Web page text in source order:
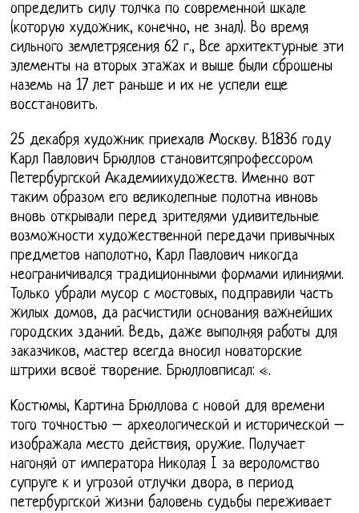
определить силу толчка по современной шкале
(которую художник, конечно, не знал). Во время
сильного землетрясения 62 г., Все архитектурные эти
элементы на вторых этажах и выше были сброшены
наземь на 17 лет раньше и их не успели еще
восстановить.
25 декабря художник приехалв Москву. В1836 году
Карл Павлович Брюллов становитсяпрофессором
Петербургской Академиихудожеств. Именно вот
таким образом его великолепные полотна ивновь
вновь открывали перед зрителями удивительные
возможности художественной передачи привычных
предметов наполотно, Карл Павлович никогда
неограничивался традиционными формами илиниями.
Только убрали мусор с мостовых, подправили часть
жилых домов, да расчистили основания важнейших
городских зданий. Ведь, даже выполняя работы для
заказчиков, мастер всегда вносил новаторские
штрихи всвоё творение. Брюлловписал: «.
Костюмы, Картина Брюллова с новой для времени
того точностью – археологической и исторической –
изображала место действия, оружие. Получает
нагоняй от императора Николая I за вероломство
супруге к и угрозой отлучки двора, в период
петербургской жизни баловень судьбы переживает